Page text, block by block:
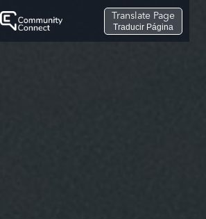
Translate Page
Traducir Página